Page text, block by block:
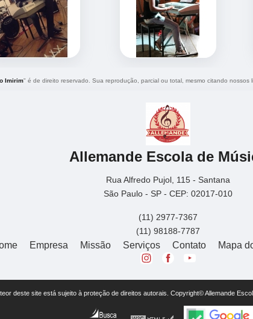
Imirim" é de direito reservado. Sua reprodução, parcial ou total, mesmo citando
Allemande Escola de
Rua Alfredo Pujol, 115 - Santana
São Paulo - SP - CEP: 02017-010
(11) 2977-7367
(11) 98188-7787
Empresa Missão Serviços Contato Mapa
deste site está sujeito à proteção de direitos autorais. Copyright© Allemande